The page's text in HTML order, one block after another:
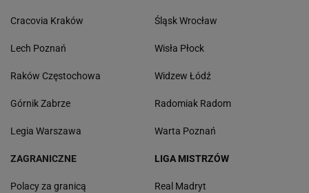
Cracovia Kraków
Lech Poznań
Raków Częstochowa
Górnik Zabrze
Legia Warszawa
Śląsk Wrocław
Wisła Płock
Widzew Łódź
Radomiak Radom
Warta Poznań
ZAGRANICZNE
Polacy za granicą
LIGA MISTRZÓW
Real Madryt